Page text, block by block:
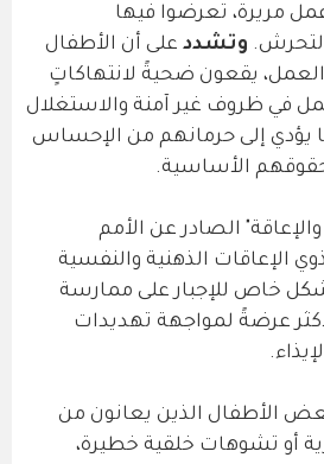
مريرة، تعرضوا فيها
وتشدد على أن الأطفال
يقعون ضحيةً لانتهاكاتٍ
في ظروف غير آمنة والاستغلال
يؤدي إلى حرمانهم من الإحساس
الأساسية.
الصادر عن الأمم
الإعاقات الذهنية والنفسية
خاص للإجبار على ممارسة
عرضةً لمواجهة تهديدات
الأطفال الذين يعانون من
أو تشوهات خلقية خطيرة،